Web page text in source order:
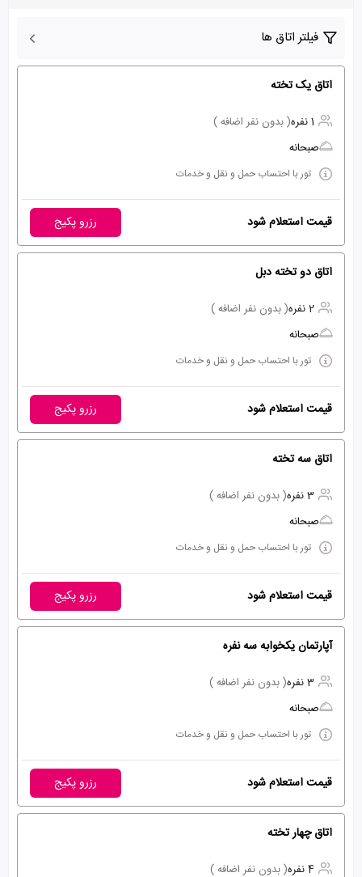
فیلتر اتاق ها
اتاق یک تخته
1 نفره
( بدون نفر اضافه )
صبحانه
تور با احتساب حمل و نقل و خدمات
قیمت استعلام شود رزرو پکیج
اتاق دو تخته دبل
2 نفره
( بدون نفر اضافه )
صبحانه
تور با احتساب حمل و نقل و خدمات
قیمت استعلام شود رزرو پکیج
اتاق سه تخته
3 نفره
( بدون نفر اضافه )
صبحانه
تور با احتساب حمل و نقل و خدمات
قیمت استعلام شود رزرو پکیج
آپارتمان یکخوابه سه نفره
3 نفره
( بدون نفر اضافه )
صبحانه
تور با احتساب حمل و نقل و خدمات
قیمت استعلام شود رزرو پکیج
اتاق چهار تخته
4 نفره ( بدون نفر اضافه )